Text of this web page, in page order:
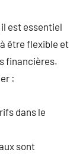
est essentiel
à être flexible et
financières.
:
dans le
sont